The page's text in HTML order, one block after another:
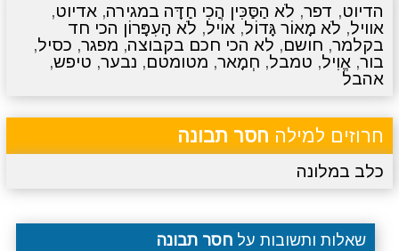
מתכונים טריוויה מגניבים
הדיוט, דפר, לֹא הַסַּכִּין הֲכִי חַדָּה במגירה, אדיוט,
אוויל, לֹא מָאוֹר גָּדוֹל, אויל, לֹא הָעִפָּרוֹן הכי חד
בקלמר, חושם, לא הכי חכם בקבוצה, מפגר, כסיל,
בור, אֱוִיל, טמבל, חְמָאר, מטומטם, נבער, טיפש,
אהבל
חרוזים למילה חסר תבונה
כלב במלונה
שאלות ותשובות על חסר תבונה